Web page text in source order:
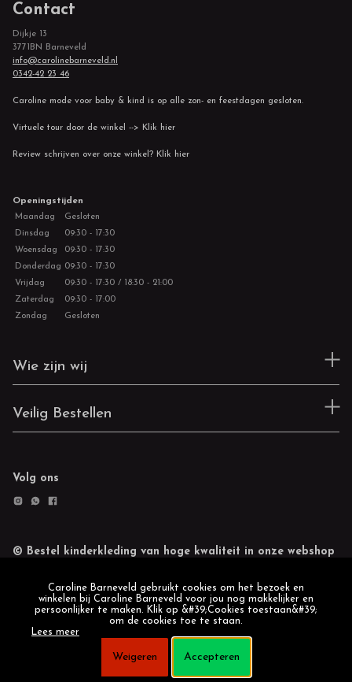
Contact
Dijkje 13
3771BN Barneveld
info@carolinebarneveld.nl
0342-42 23 46
Caroline mode voor baby & kind is op alle zon- en feestdagen gesloten.
Virtuele tour door de winkel --> Klik hier
Review schrijven over onze winkel? Klik hier
Openingstijden
Maandag
Gesloten
Dinsdag
09:30 - 17:30
Woensdag
09:30 - 17:30
Donderdag 09:30 - 17:30
Vrijdag
09:30 - 17:30 / 18:30 - 21:00
Zaterdag
09:30 - 17:00
Zondag
Gesloten
Wie zijn wij
Veilig Bestellen
Volg ons
© Bestel kinderkleding van hoge kwaliteit in onze webshop
Caroline Barneveld gebruikt cookies om het bezoek en
winkelen bij Caroline Barneveld voor jou nog makkelijker en
persoonlijker te maken. Klik op &#39;Cookies toestaan&#39;
om de cookies toe te staan.
Lees meer
Weigeren Accepteren